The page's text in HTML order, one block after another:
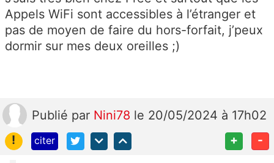
Appels WiFi sont accessibles à l’étranger et
pas de moyen de faire du hors-forfait, j’peux
dormir sur mes deux oreilles ;)
Publié par Nini78 le 20/05/2024 à 17h02
!
citer + -